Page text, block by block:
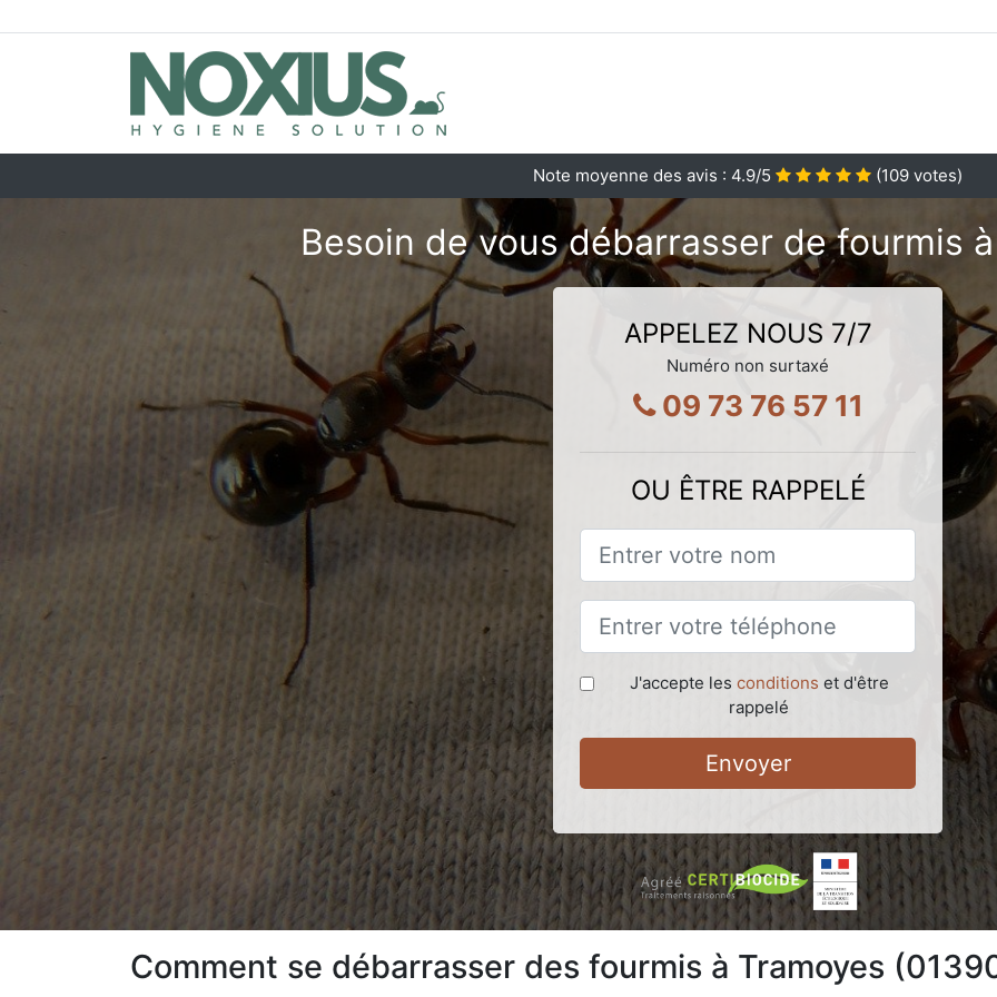
Note moyenne des avis : 4.9/5 (109 votes)
Besoin de vous débarrasser de fourmis
APPELEZ NOUS 7/7
Numéro non surtaxé
09 73 76 57 11
OU ÊTRE RAPPELÉ
J'accepte les conditions et d'être
rappelé
Envoyer
Comment se débarrasser des fourmis à Tramoyes